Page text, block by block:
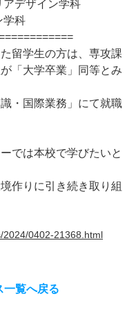
アデザイン学科
学科
留学生の方は、専攻課
「大学卒業」同等とみ
・国際業務」にて就職
では本校で学びたいと
作りに引き続き取り組
2024/0402-21368.html
一覧へ戻る